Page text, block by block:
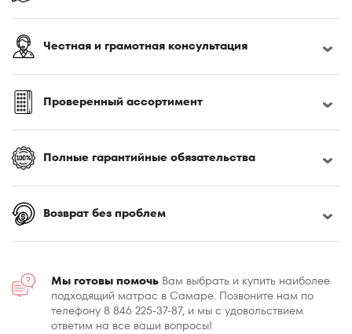
160x195
160x200
160x210
160x220
170x190
170x200
180x190
180x195
180x220
185x200
190x200
Честная и грамотная консультация
Проверенный ассортимент
Полные гарантийные обязательства
Возврат без проблем
Мы готовы помочь Вам выбрать и купить наиболее
подходящий матрас в Самаре. Позвоните нам по
телефону 8 846 225-37-87, и мы с удовольствием
ответим на все ваши вопросы!